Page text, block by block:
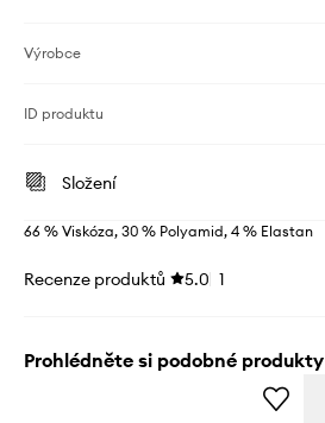
Výrobce
ID produktu
Složení
66 % Viskóza, 30 % Polyamid, 4 % Elastan
Recenze produktů 5.0 1
Prohlédněte si podobné produkty